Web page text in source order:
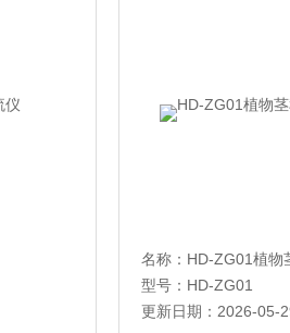
名称：HD-ZG01植物
型号：HD-ZG01
更新日期：2026-05-